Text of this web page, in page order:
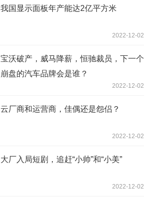
我国显示面板年产能达2亿平方米
2022-12-02
宝沃破产，威马降薪，恒驰裁员，下一个
崩盘的汽车品牌会是谁？
2022-12-02
云厂商和运营商，佳偶还是怨侣？
2022-12-02
大厂入局短剧，追赶“小帅”和“小美”
2022-12-02